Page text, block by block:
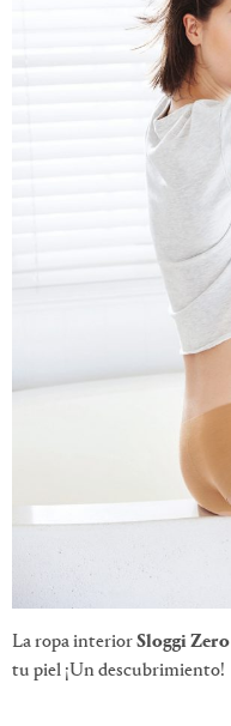
La ropa interiorSloggi Zero
tu piel ¡Un descubrimiento!